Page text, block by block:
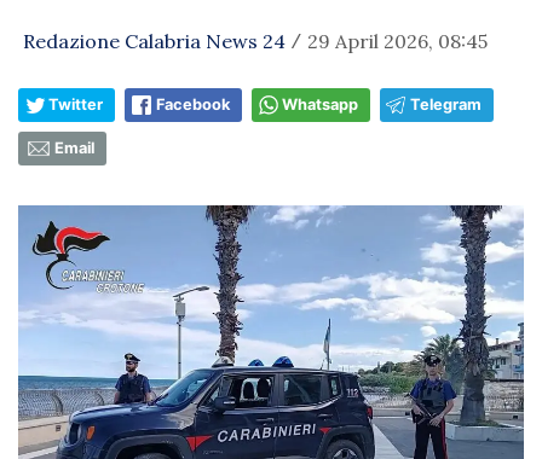
Redazione Calabria News 24 / 29 April 2026, 08:45
Twitter Facebook Whatsapp Telegram
Email